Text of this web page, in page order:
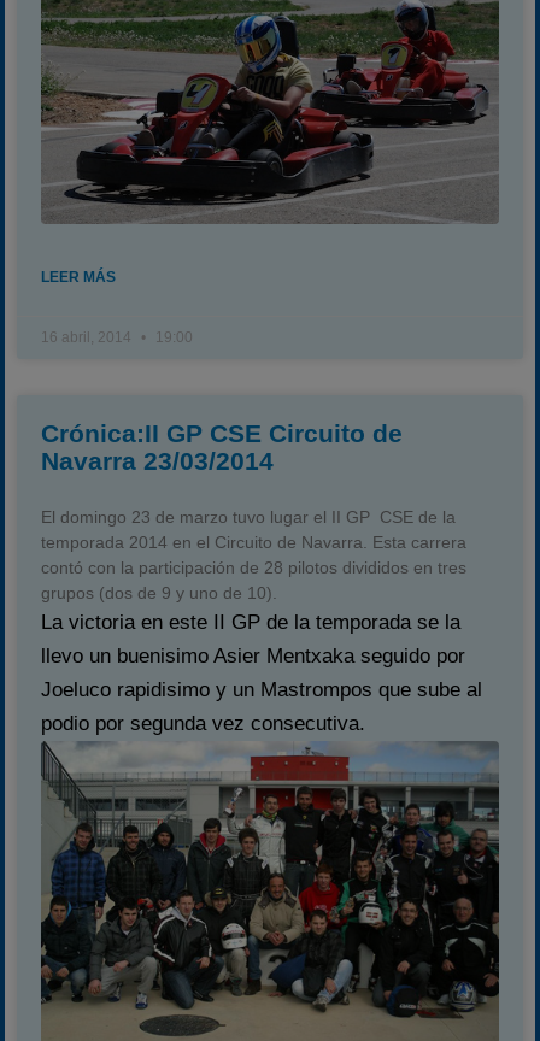
LEER MÁS
16 abril, 2014 19:00
Crónica:II GP CSE Circuito de
Navarra 23/03/2014
El domingo 23 de marzo tuvo lugar el II GP CSE de la
temporada 2014 en el Circuito de Navarra. Esta carrera
contó con la participación de 28 pilotos divididos en tres
grupos (dos de 9 y uno de 10).
La victoria en este II GP de la temporada se la
llevo un buenisimo Asier Mentxaka seguido por
Joeluco rapidisimo y un Mastrompos que sube al
podio por segunda vez consecutiva.